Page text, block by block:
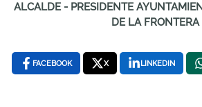
ALCALDE - PRESIDENTE
DE LA FRONTERA
FACEBOOK X LINKEDIN